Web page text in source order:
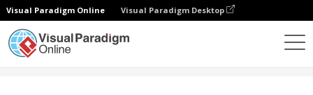
Visual Paradigm Online Visual Paradigm Desktop